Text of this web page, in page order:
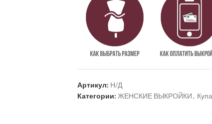
Артикул: Н/Д
Категории: ЖЕНСКИЕ ВЫКРОЙКИ,